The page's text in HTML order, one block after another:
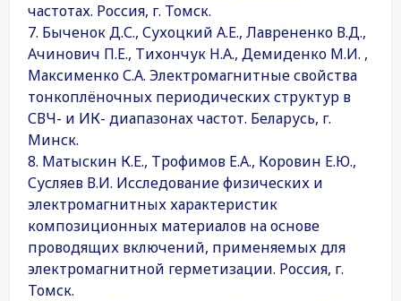
частотах. Россия, г. Томск.
7. Быченок Д.С., Сухоцкий А.Е., Лаврененко В.Д.,
Ачинович П.Е., Тихончук Н.А., Демиденко М.И. ,
Максименко С.А. Электромагнитные свойства
тонкоплёночных периодических структур в
СВЧ- и ИК- диапазонах частот. Беларусь, г.
Минск.
8. Матыскин К.Е., Трофимов Е.А., Коровин Е.Ю.,
Сусляев В.И. Исследование физических и
электромагнитных характеристик
композиционных материалов на основе
проводящих включений, применяемых для
электромагнитной герметизации. Россия, г.
Томск.